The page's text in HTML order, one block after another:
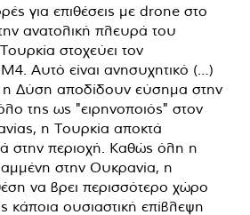
για επιθέσεις με drone στο
ανατολική πλευρά του
στοχεύει τον
Αυτό είναι ανησυχητικό (…)
Δύση αποδίδουν εύσημα στην
της ως "ειρηνοποιός" στον
η Τουρκία αποκτά
στην περιοχή. Καθώς όλη η
στην Ουκρανία, η
να βρει περισσότερο χώρο
κάποια ουσιαστική επίβλεψη